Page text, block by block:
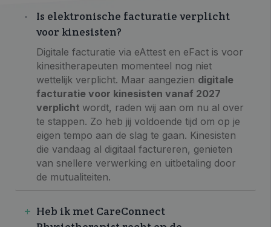
Is elektronische facturatie verplicht
voor kinesisten?
Digitale facturatie via eAttest en eFact is voor
kinesitherapeuten momenteel nog niet
wettelijk verplicht. Maar aangezien digitale
facturatie voor kinesisten vanaf 2027
verplicht wordt, raden wij aan om nu al over
te stappen. Zo heb jij voldoende tijd om op je
eigen tempo aan de slag te gaan. Kinesisten
die vandaag al digitaal factureren, genieten
van snellere verwerking en uitbetaling door
de mutualiteiten.
Heb ik met CareConnect